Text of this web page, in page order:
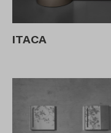
ITACA